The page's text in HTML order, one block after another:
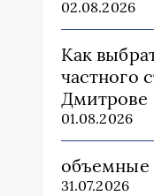
02.08.2026
Как
частного
Дмитрове
01.08.2026
объемные
31.07.2026